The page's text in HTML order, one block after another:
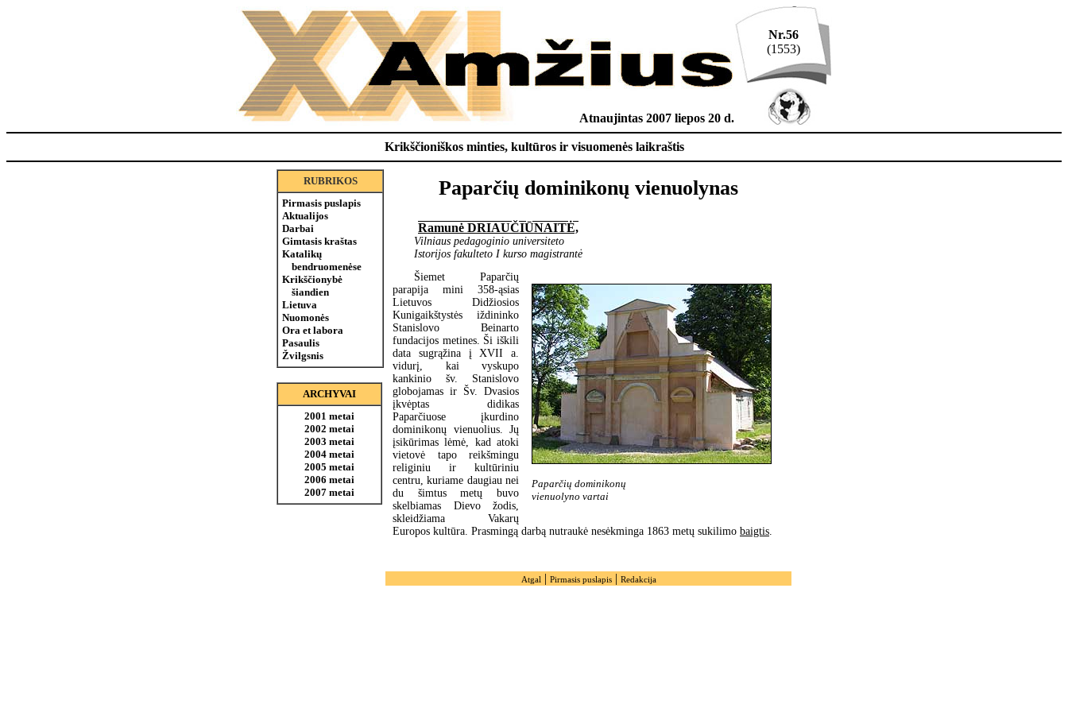
Atnaujintas 2007 liepos 20 d.
Nr.56
(1553)
Krikščioniškos minties, kultūros ir visuomenės laikraštis
RUBRIKOS
Pirmasis puslapis
Aktualijos
Darbai
Gimtasis kraštas
Katalikų
bendruomenėse
Krikščionybė
šiandien
Lietuva
Nuomonės
Ora et labora
Pasaulis
Žvilgsnis
ARCHYVAI
2001 metai
2002 metai
2003 metai
2004 metai
2005 metai
2006 metai
2007 metai
Paparčių dominikonų vienuolynas
Ramunė DRIAUČIŪNAITĖ,
Vilniaus pedagoginio universiteto
Istorijos fakulteto I kurso magistrantė
Paparčių dominikonų
vienuolyno vartai
Šiemet Paparčių
parapija mini 358-ąsias
Lietuvos Didžiosios
Kunigaikštystės iždininko
Stanislovo Beinarto
fundacijos metines. Ši iškili
data sugrąžina į XVII a.
vidurį, kai vyskupo
kankinio šv. Stanislovo
globojamas ir Šv. Dvasios
įkvėptas didikas
Paparčiuose įkurdino
dominikonų vienuolius. Jų
įsikūrimas lėmė, kad atoki
vietovė tapo reikšmingu
religiniu ir kultūriniu
centru, kuriame daugiau nei
du šimtus metų buvo
skelbiamas Dievo žodis,
skleidžiama Vakarų
Europos kultūra. Prasmingą darbą nutraukė nesėkminga 1863 metų sukilimo baigtis.
Atgal | Pirmasis puslapis| Redakcija